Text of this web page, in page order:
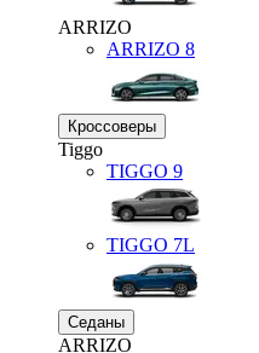
ARRIZO
ARRIZO 8
Кроссоверы
Tiggo
TIGGO 9
TIGGO 7L
Седаны
ARRIZO